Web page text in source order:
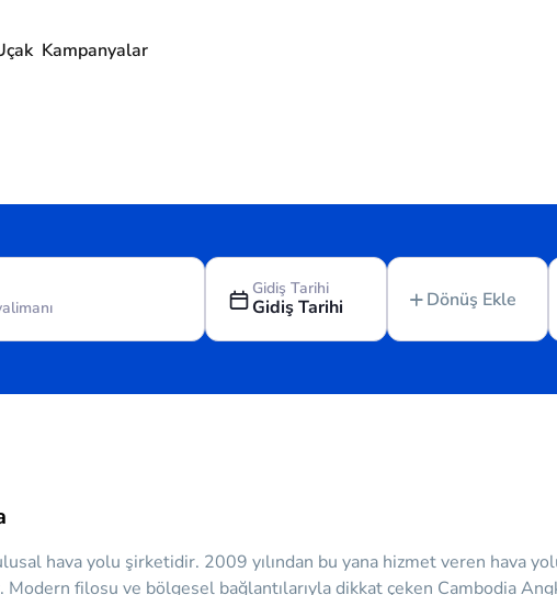
Kampanyalar
Gidiş Tarihi
Gidiş Tarihi Dönüş Ekle
hava yolu şirketidir. 2009 yılından bu yana hizmet veren hava
Modern filosu ve bölgesel bağlantılarıyla dikkat çeken Cambodia